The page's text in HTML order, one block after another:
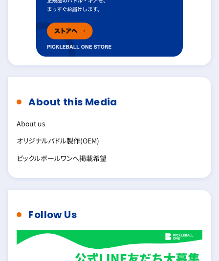
About this Media
About us
オリジナルパドル製作(OEM)
ピックルボールワンへ掲載希望
Follow Us